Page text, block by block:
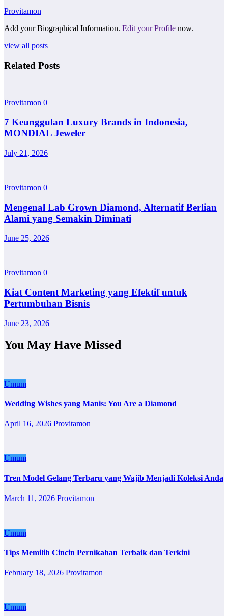
Provitamon
Add your Biographical Information. Edit your Profile now.
view all posts
Related Posts
Provitamon 0
7 Keunggulan Luxury Brands in Indonesia,
MONDIAL Jeweler
July 21, 2026
Provitamon 0
Mengenal Lab Grown Diamond, Alternatif Berlian
Alami yang Semakin Diminati
June 25, 2026
Provitamon 0
Kiat Content Marketing yang Efektif untuk
Pertumbuhan Bisnis
June 23, 2026
You May Have Missed
Umum
Wedding Wishes yang Manis: You Are a Diamond
April 16, 2026 Provitamon
Umum
Tren Model Gelang Terbaru yang Wajib Menjadi Koleksi Anda
March 11, 2026 Provitamon
Umum
Tips Memilih Cincin Pernikahan Terbaik dan Terkini
February 18, 2026 Provitamon
Umum